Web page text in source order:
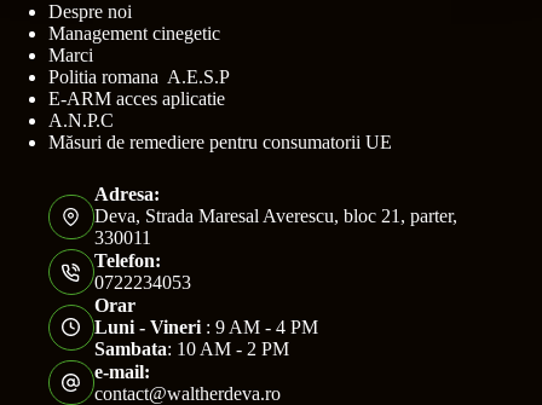
Despre noi
Management cinegetic
Marci
Politia romana A.E.S.P
E-ARM acces aplicatie
A.N.P.C
Măsuri de remediere pentru consumatorii UE
Adresa:
Deva, Strada Maresal Averescu, bloc 21, parter,
330011
Telefon:
0722234053
Orar
Luni - Vineri: 9 AM - 4 PM
Sambata: 10 AM - 2 PM
e-mail:
contact@waltherdeva.ro